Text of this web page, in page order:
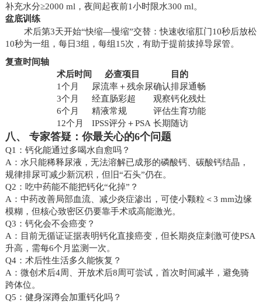
补充水分≥2000 ml，夜间起夜前1小时限水300 ml。
盆底训练
术后第3天开始“快缩—慢缩”交替：快速收缩肛门10秒后放松
10秒为一组，每日3组，每组15次，有助于提前拔掉导尿管。
复查时间轴
术后时间
必查项目
目的
1个月
尿流率＋残余尿确认排尿通畅
3个月
经直肠彩超
观察钙化残灶
6个月
精液常规
评估生育功能
12个月
IPSS评分＋PSA 长期随访
八、 专家答疑：你最关心的6个问题
Q1：钙化能通过多喝水自愈吗？
A：水只能稀释尿液，无法溶解已成形的磷酸钙、碳酸钙结晶，
规律排尿可减少新沉积，但旧“石头”仍在。
Q2：吃中药能不能把钙化“化掉”？
A：中药改善局部血流、减少炎症渗出，可使小颗粒＜3 mm边缘
模糊，但核心致密区仍要靠手术或高能激光。
Q3：钙化会不会癌变？
A：目前无循证证据表明钙化直接癌变，但长期炎症刺激可使PSA
升高，需每6个月监测一次。
Q4：术后性生活多久能恢复？
A：微创术后4周、开放术后8周可尝试，首次时间减半，避免骑
跨体位。
Q5：健身深蹲会加重钙化吗？